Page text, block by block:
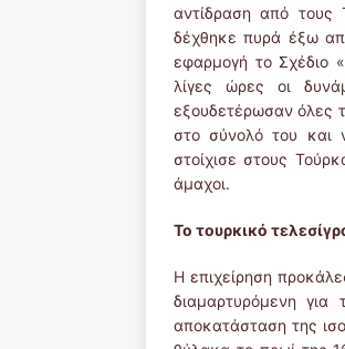
αντίδραση από τους
δέχθηκε πυρά έξω
εφαρμογή το Σχέδιο
λίγες ώρες οι
εξουδετέρωσαν όλες
στο σύνολό του και
στοίχισε στους
άμαχοι.
Το τουρκικό
Η επιχείρηση
διαμαρτυρόμενη
αποκατάσταση της